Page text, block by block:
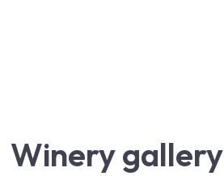
Winery gallery